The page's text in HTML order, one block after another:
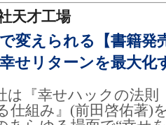
天才工場
変えられる【書籍
せリターンを最大化
は『幸せハックの法
仕組み』(前田啓佑著)